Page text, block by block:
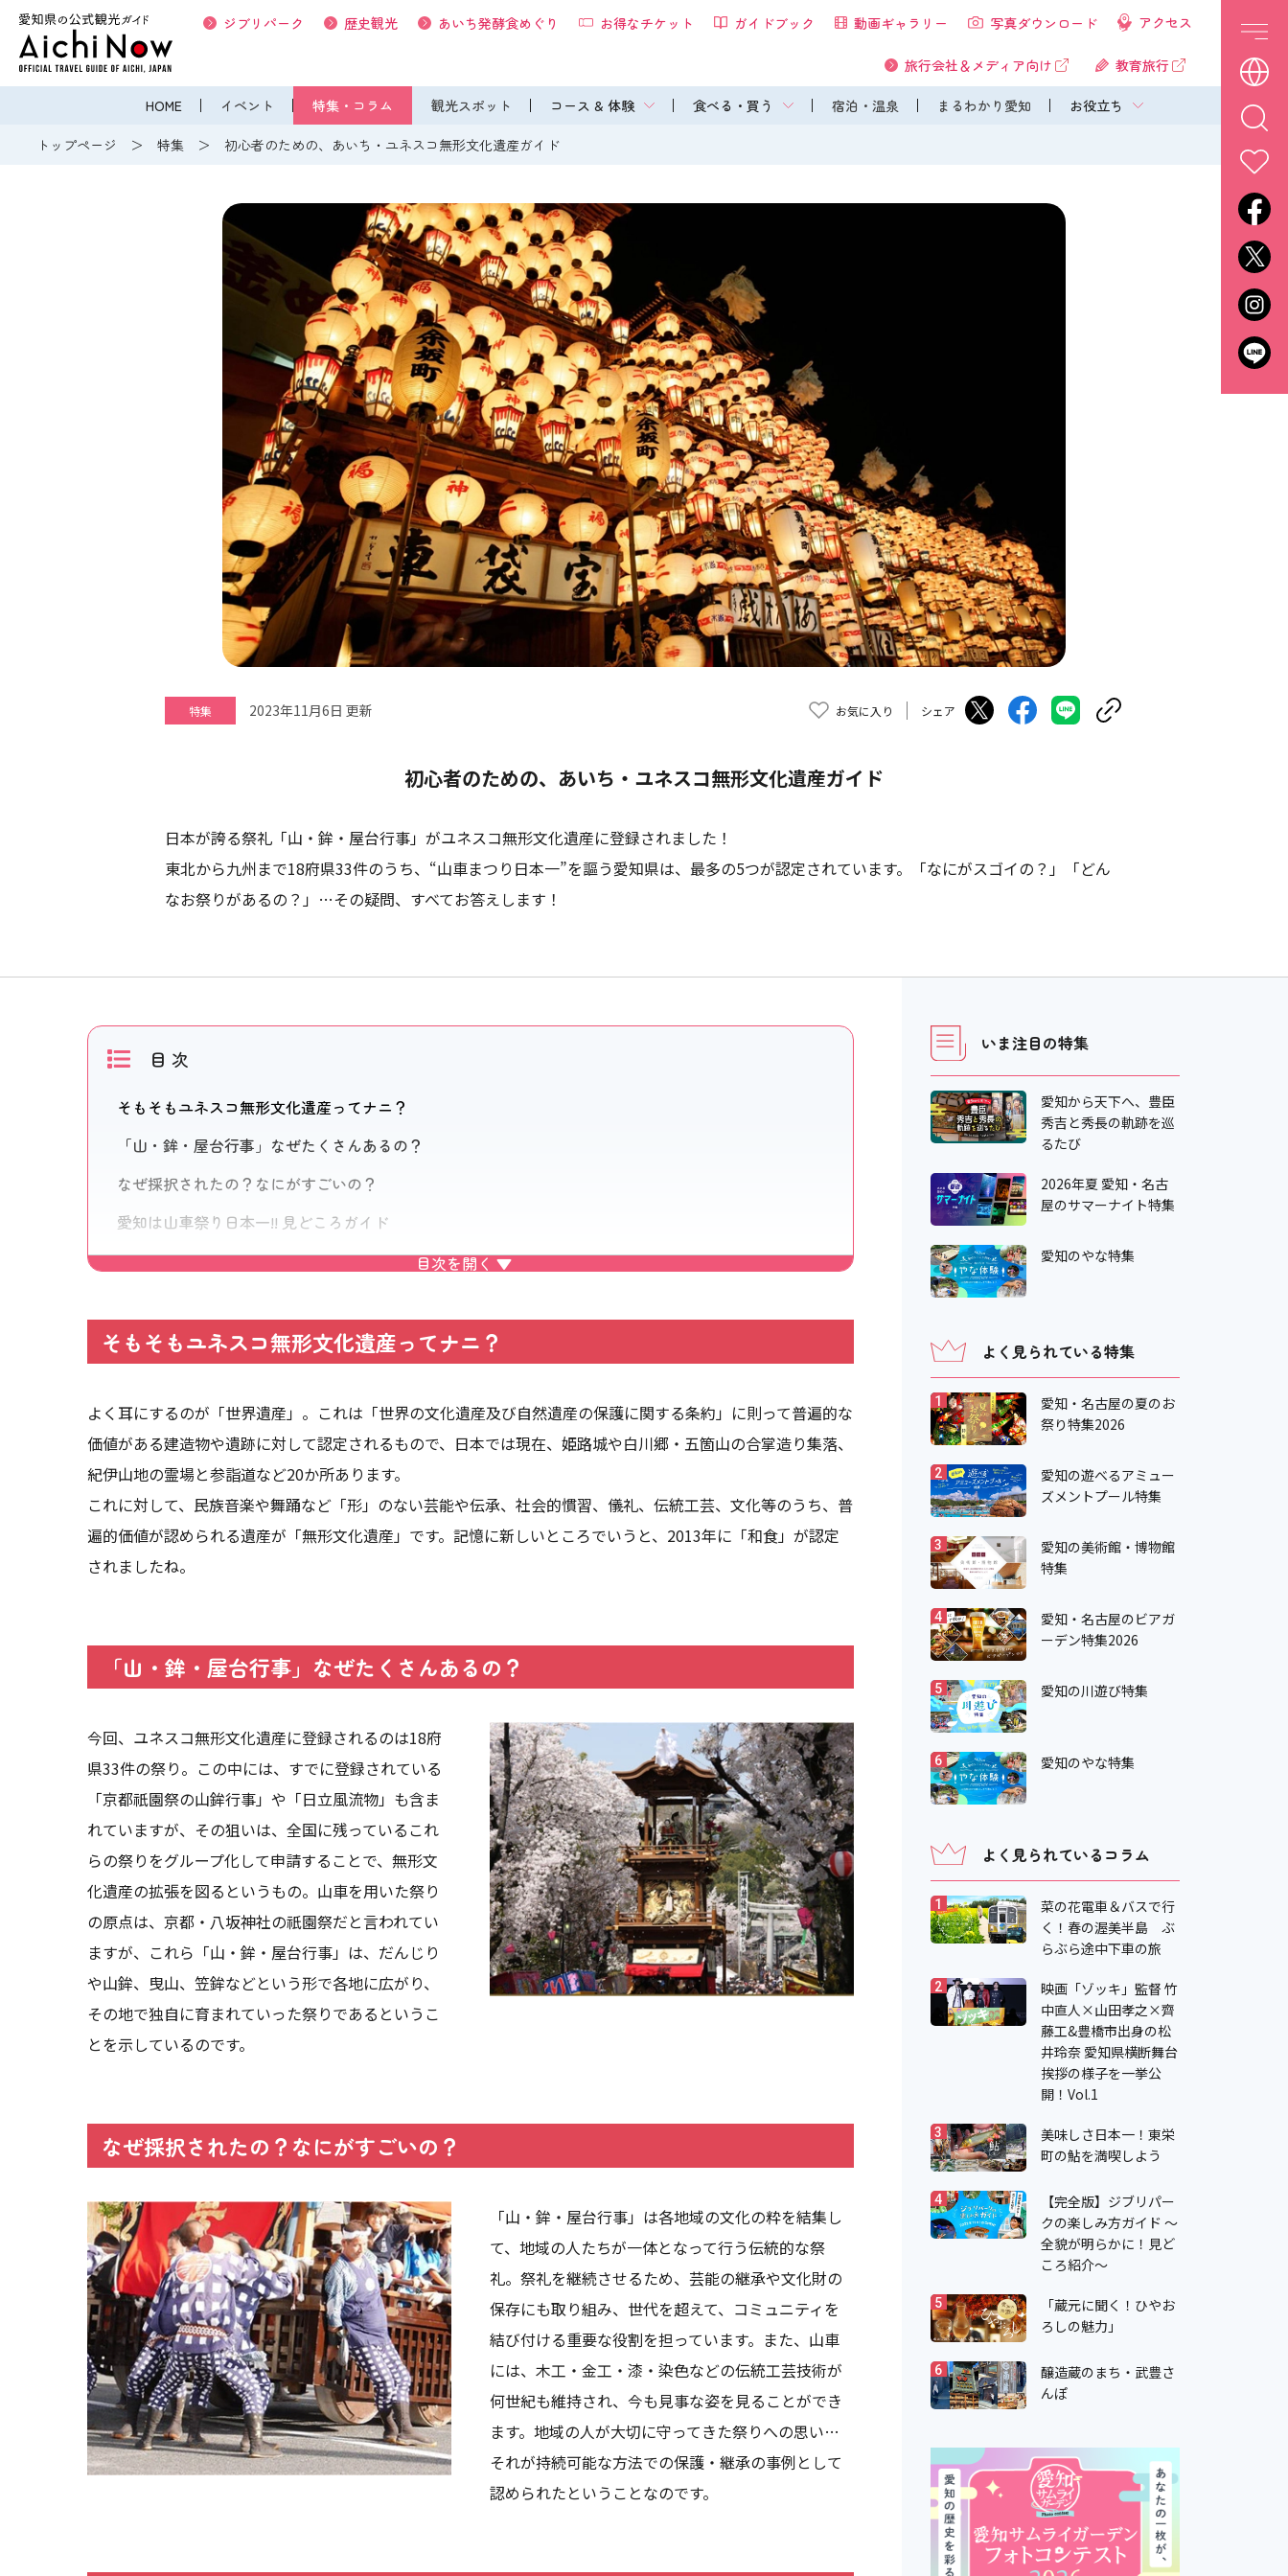
HOME イベント 特集・コラム 観光スポット コース & 体験 食べる・買う 宿泊・温泉 まるわかり愛知 お役立ち
ジブリパーク 歴史観光 あいち発酵食めぐり お得なチケット ガイドブック 動画ギャラリー 写真ダウンロード アクセス
旅行会社＆メディア向け 教育旅行
トップページ 特集 初心者のための、あいち・ユネスコ無形文化遺産ガイド
特集 2023年11月6日 更新 お気に入り シェア
初心者のための、あいち・ユネスコ無形文化遺産ガイド
日本が誇る祭礼「山・鉾・屋台行事」がユネスコ無形文化遺産に登録されました！
東北から九州まで18府県33件のうち、“山車まつり日本一”を謳う愛知県は、最多の5つが認定されています。「なにがスゴイの？」「どん
なお祭りがあるの？」…その疑問、すべてお答えします！
目 次
そもそもユネスコ無形文化遺産ってナニ？
「山・鉾・屋台行事」なぜたくさんあるの？
なぜ採択されたの？なにがすごいの？
愛知は山車祭り日本一!! 見どころガイド
【見どころ】宵祭の提灯の数は…
【見どころ】知立のからくり
【見どころ】豪快な海浜への曳下ろしは必見！
【見どころ】お色直しも鮮やかに…宵祭＆朝祭
そもそもユネスコ無形文化遺産ってナニ？
よく耳にするのが「世界遺産」。これは「世界の文化遺産及び自然遺産の保護に関する条約」に則って普遍的な
価値がある建造物や遺跡に対して認定されるもので、日本では現在、姫路城や白川郷・五箇山の合掌造り集落、
紀伊山地の霊場と参詣道など20か所あります。
これに対して、民族音楽や舞踊など「形」のない芸能や伝承、社会的慣習、儀礼、伝統工芸、文化等のうち、普
遍的価値が認められる遺産が「無形文化遺産」です。記憶に新しいところでいうと、2013年に「和食」が認定
されましたね。
「山・鉾・屋台行事」なぜたくさんあるの？
今回、ユネスコ無形文化遺産に登録されるのは18府
県33件の祭り。この中には、すでに登録されている
「京都祇園祭の山鉾行事」や「日立風流物」も含ま
れていますが、その狙いは、全国に残っているこれ
らの祭りをグループ化して申請することで、無形文
化遺産の拡張を図るというもの。山車を用いた祭り
の原点は、京都・八坂神社の祇園祭だと言われてい
ますが、これら「山・鉾・屋台行事」は、だんじり
や山鉾、曳山、笠鉾などという形で各地に広がり、
その地で独自に育まれていった祭りであるというこ
とを示しているのです。
なぜ採択されたの？なにがすごいの？
「山・鉾・屋台行事」は各地域の文化の粋を結集し
て、地域の人たちが一体となって行う伝統的な祭
礼。祭礼を継続させるため、芸能の継承や文化財の
保存にも取り組み、世代を超えて、コミュニティを
結び付ける重要な役割を担っています。また、山車
には、木工・金工・漆・染色などの伝統工芸技術が
何世紀も維持され、今も見事な姿を見ることができ
ます。地域の人が大切に守ってきた祭りへの思い…
それが持続可能な方法での保護・継承の事例として
認められたということなのです。
いま注目の特集
愛知から天下へ、豊臣
秀吉と秀長の軌跡を巡
るたび
2026年夏 愛知・名古
屋のサマーナイト特集
愛知のやな特集
よく見られている特集
1
愛知・名古屋の夏のお
祭り特集2026
2
愛知の遊べるアミュー
ズメントプール特集
3
愛知の美術館・博物館
特集
4
愛知・名古屋のビアガ
ーデン特集2026
5 愛知の川遊び特集
6 愛知のやな特集
よく見られているコラム
1
菜の花電車＆バスで行
く！春の渥美半島 ぶ
らぶら途中下車の旅
2
映画「ゾッキ」監督 竹
中直人×山田孝之×齊
藤工&豊橋市出身の松
井玲奈 愛知県横断舞台
挨拶の様子を一挙公
開！Vol.1
3
美味しさ日本一！東栄
町の鮎を満喫しよう
4
【完全版】ジブリパー
クの楽しみ方ガイド ～
全貌が明らかに！見ど
ころ紹介～
5
「蔵元に聞く！ひやお
ろしの魅力」
6
醸造蔵のまち・武豊さ
んぽ